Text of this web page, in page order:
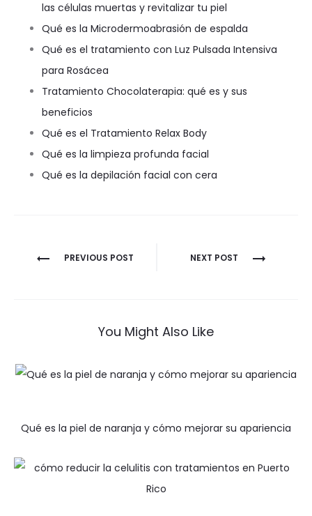
las células muertas y revitalizar tu piel
Qué es la Microdermoabrasión de espalda
Qué es el tratamiento con Luz Pulsada Intensiva
para Rosácea
Tratamiento Chocolaterapia: qué es y sus
beneficios
Qué es el Tratamiento Relax Body
Qué es la limpieza profunda facial
Qué es la depilación facial con cera
Navegación
PREVIOUS POST NEXT POST
You Might Also Like
Qué es la piel de naranja y cómo mejorar su apariencia